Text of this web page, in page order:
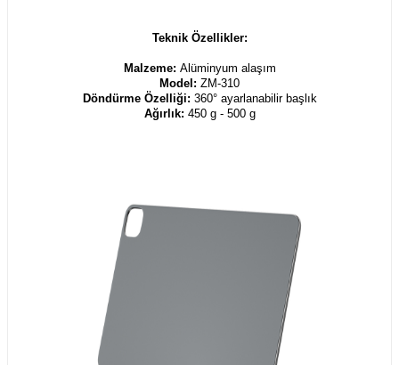
Teknik Özellikler:
Malzeme: Alüminyum alaşım
Model: ZM-310
Döndürme Özelliği: 360° ayarlanabilir başlık
Ağırlık: 450 g - 500 g